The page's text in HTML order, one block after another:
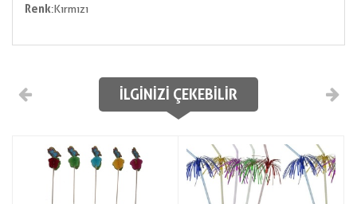
Renk:Kırmızı
İLGINIZI ÇEKEBILIR